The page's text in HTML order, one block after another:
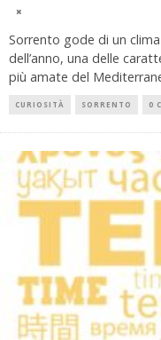
Sorrento gode di un
dell’anno, una delle
più amate del
CURIOSITÀ SORRENTO 0